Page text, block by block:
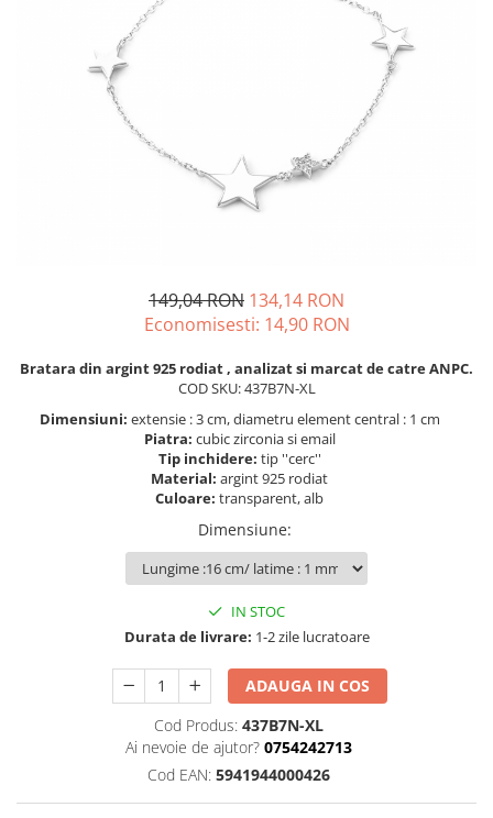
SETURI BIJUTERII
ACE DE CRAVATA
BRATARI PENTRU PICIOR
BRATARA TIP ROZARIU
LANTURI TIP ROZARIU
149,04 RON 134,14 RON
Economisesti: 14,90 RON
Bratara din argint 925 rodiat , analizat si marcat de catre ANPC.
COD SKU: 437B7N-XL
Dimensiuni: extensie : 3 cm, diametru element central : 1 cm
Piatra: cubic zirconia si email
Tip inchidere: tip ''cerc''
Material: argint 925 rodiat
Culoare: transparent, alb
Dimensiune:
IN STOC
Durata de livrare: 1-2 zile lucratoare
ADAUGA IN COS
Cod Produs: 437B7N-XL
Ai nevoie de ajutor? 0754242713
Cod EAN: 5941944000426